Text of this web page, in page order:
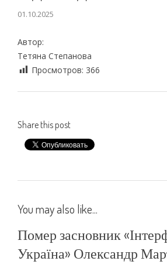
01.10.2025
Автор:
Тетяна Степанова
Просмотров: 366
Share this post
You may also like...
Помер засновник
Україна» Олександр